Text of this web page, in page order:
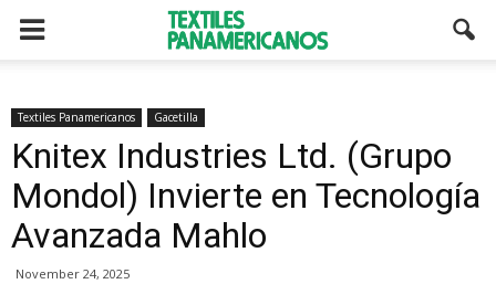
Textiles Panamericanos Gacetilla
Knitex Industries Ltd. (Grupo
Mondol) Invierte en Tecnología
Avanzada Mahlo
November 24, 2025